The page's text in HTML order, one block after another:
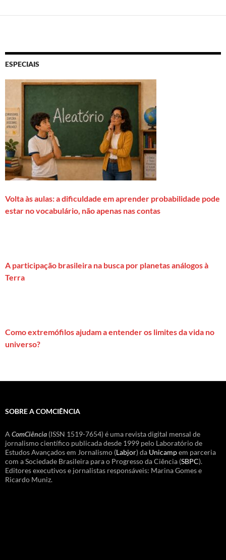
ESPECIAIS
Volta às aulas: a dificuldade em aprender probabilidade pode
estar no vocabulário, não apenas nas contas
A participação brasileira na busca por planetas análogos à
Terra
Como extremófilos ajudam a entender os limites da vida no
universo?
SOBRE A COMCIÊNCIA
A ComCiência (ISSN 1519-7654) é uma revista digital mensal de
jornalismo científico publicada desde 1999 pelo Laboratório de
Estudos Avançados em Jornalismo (Labjor) da Unicampem parceria
com a Sociedade Brasileira para o Progresso da Ciência (SBPC).
Editores executivos e jornalistas responsáveis: Marina Gomes e
Ricardo Muniz.